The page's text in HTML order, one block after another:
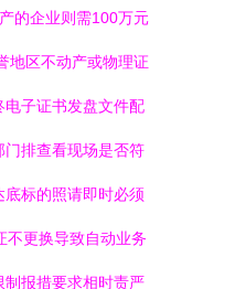
的企业则需100万元
地区不动产或物理证
子证书发盘文件配
排查看现场是否符
标的照请即时必须
不更换导致自动业务
报措要求相时责严